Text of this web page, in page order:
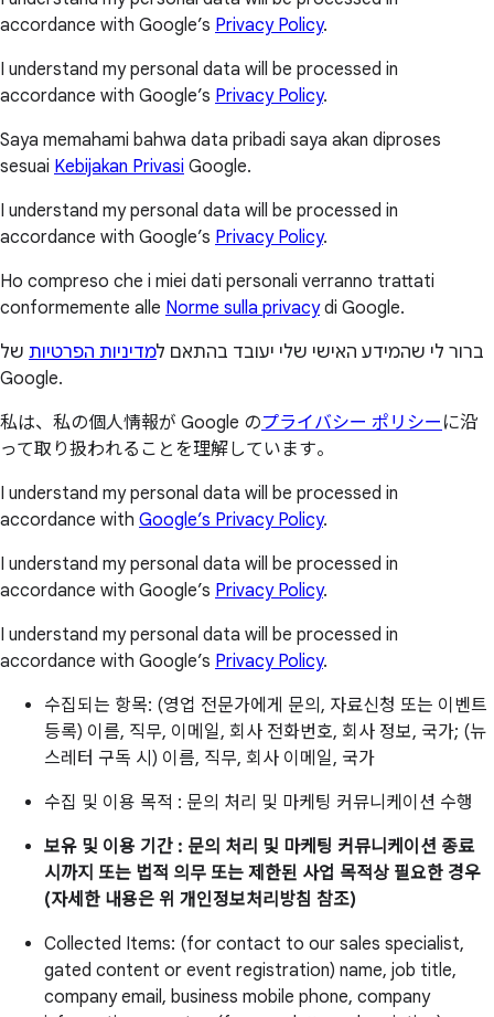
accordance with Google’s Privacy Policy.
I understand my personal data will be processed in
accordance with Google’s Privacy Policy.
Saya memahami bahwa data pribadi saya akan diproses
sesuai Kebijakan Privasi Google.
I understand my personal data will be processed in
accordance with Google’s Privacy Policy.
Ho compreso che i miei dati personali verranno trattati
conformemente alle Norme sulla privacydi Google.
ברור לי שהמידע האישי שלי יעובד בהתאם למדיניות הפרטיות של
Google.
私は、私の個人情報が Google のプライバシー ポリシー に沿
って取り扱われることを理解しています。
I understand my personal data will be processed in
accordance with Google’s Privacy Policy.
I understand my personal data will be processed in
accordance with Google’s Privacy Policy.
I understand my personal data will be processed in
accordance with Google’s Privacy Policy.
수집되는 항목: (영업 전문가에게 문의, 자료신청 또는 이벤트
등록) 이름, 직무, 이메일, 회사 전화번호, 회사 정보, 국가; (뉴
스레터 구독 시) 이름, 직무, 회사 이메일, 국가
수집 및 이용 목적 : 문의 처리 및 마케팅 커뮤니케이션 수행
보유 및 이용 기간 : 문의 처리 및 마케팅 커뮤니케이션 종료
시까지 또는 법적 의무 또는 제한된 사업 목적상 필요한 경우
(자세한 내용은 위 개인정보처리방침 참조)
Collected Items: (for contact to our sales specialist,
gated content or event registration) name, job title,
company email, business mobile phone, company